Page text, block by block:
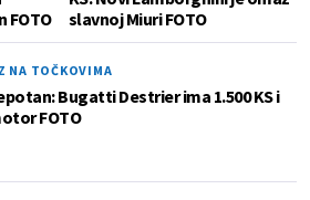
FOTO
slavnoj Miuri FOTO
NA TOČKOVIMA
Bugatti Destrier ima 1.500 KS i
FOTO